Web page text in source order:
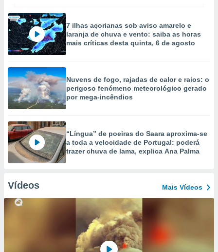
7 ilhas açorianas sob aviso amarelo e
laranja de chuva e vento: saiba as horas
mais críticas desta quinta, 6 de agosto
Nuvens de fogo, rajadas de calor e raios: o
perigoso fenómeno meteorológico gerado
por mega-incêndios
“Língua” de poeiras do Saara aproxima-se
a toda a velocidade de Portugal: poderá
trazer chuva de lama, explica Ana Palma
Vídeos Mais Vídeos